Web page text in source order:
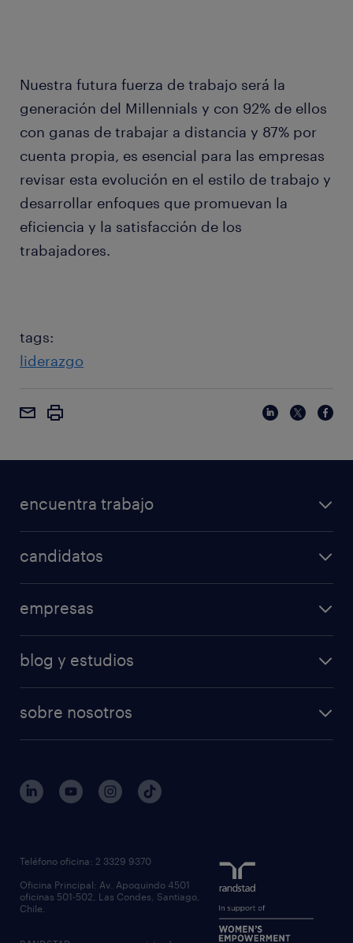
Nuestra futura fuerza de trabajo será la
generación del Millennials y con 92% de ellos
con ganas de trabajar a distancia y 87% por
cuenta propia, es esencial para las empresas
revisar esta evolución en el estilo de trabajo y
desarrollar enfoques que promuevan la
eficiencia y la satisfacción de los
trabajadores.
tags:
liderazgo
encuentra trabajo
candidatos
empresas
blog y estudios
sobre nosotros
Teléfono oficina: 2 3329 9370
Oficina Principal: Av. Apoquindo 4501
oficinas 501-502, Las Condes, Santiago,
Chile.